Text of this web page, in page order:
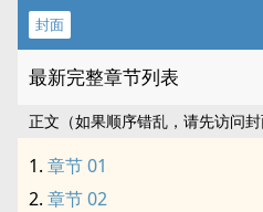
封面
最新完整章节列表
正文（如果顺序错乱，请先访问封
章节 01
章节 02